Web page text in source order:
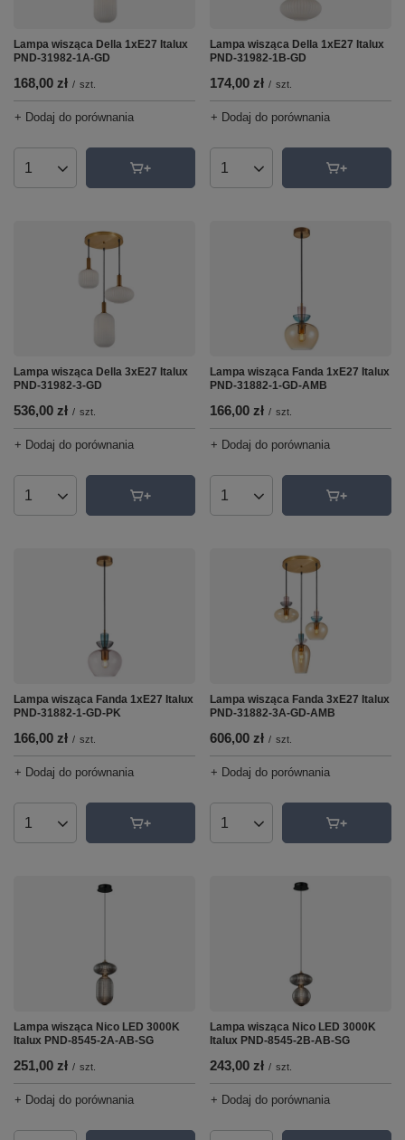
Lampa wisząca Della 1xE27 Italux
PND-31982-1A-GD
168,00 zł / szt.
+ Dodaj do porównania
Ilość produktów
Lampa wisząca Della 1xE27 Italux
PND-31982-1B-GD
174,00 zł / szt.
+ Dodaj do porównania
Ilość produktów
Lampa wisząca Della 3xE27 Italux
PND-31982-3-GD
536,00 zł / szt.
+ Dodaj do porównania
Ilość produktów
Lampa wisząca Fanda 1xE27 Italux
PND-31882-1-GD-AMB
166,00 zł / szt.
+ Dodaj do porównania
Ilość produktów
Lampa wisząca Fanda 1xE27 Italux
PND-31882-1-GD-PK
166,00 zł / szt.
+ Dodaj do porównania
Ilość produktów
Lampa wisząca Fanda 3xE27 Italux
PND-31882-3A-GD-AMB
606,00 zł / szt.
+ Dodaj do porównania
Ilość produktów
Lampa wisząca Nico LED 3000K
Italux PND-8545-2A-AB-SG
251,00 zł / szt.
+ Dodaj do porównania
Lampa wisząca Nico LED 3000K
Italux PND-8545-2B-AB-SG
243,00 zł / szt.
+ Dodaj do porównania